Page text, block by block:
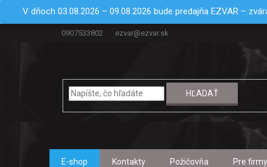
V dňoch 03.08.2026 – 09.08.2026 bude predajňa EZVAR –
0907533802 ezvar@ezvar.sk
HĽADAŤ
E-shop Kontakty Požičovňa Pre firmy